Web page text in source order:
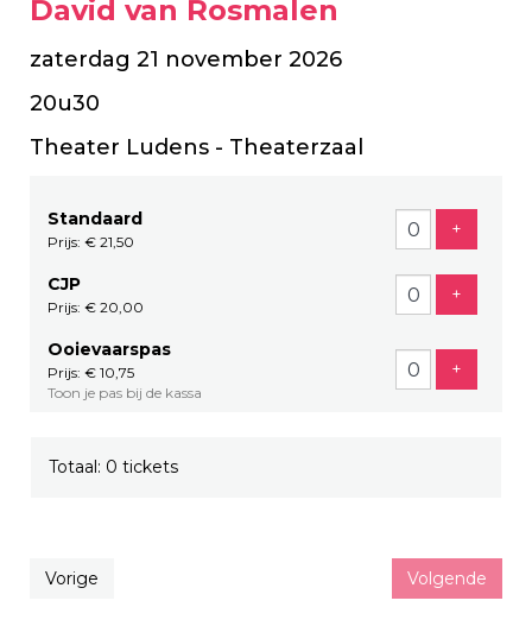
David van Rosmalen
zaterdag 21 november 2026
20u30
Theater Ludens - Theaterzaal
Standaard
Prijs: € 21,50
+
CJP
Prijs: € 20,00
+
Ooievaarspas
Prijs: € 10,75
Toon je pas bij de kassa
+
Totaal: 0 tickets
Vorige Volgende